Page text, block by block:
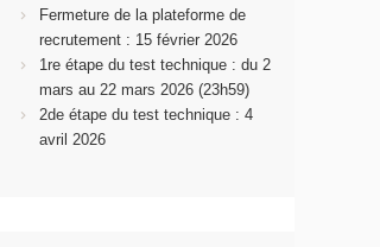
Fermeture de la plateforme de
recrutement : 15 février 2026
1re étape du test technique : du 2
mars au 22 mars 2026 (23h59)
2de étape du test technique : 4
avril 2026